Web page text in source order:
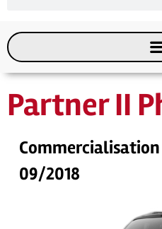
Partner II
Commercialisation
09/2018